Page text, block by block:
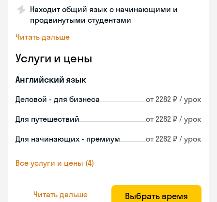
Находит общий язык с начинающими и
продвинутыми студентами
Читать дальше
Услуги и цены
Английский язык
Деловой - для бизнеса от 2282 ₽ / урок
Для путешествий от 2282 ₽ / урок
Для начинающих - премиум от 2282 ₽ / урок
Все услуги и цены (4)
Читать дальше Выбрать время